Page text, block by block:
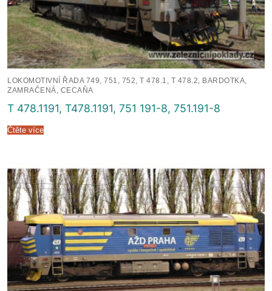
LOKOMOTIVNÍ ŘADA 749, 751, 752, T 478.1, T 478.2, BARDOTKA,
ZAMRAČENÁ, CECAŇA
T 478.1191, T478.1191, 751 191-8, 751.191-8
Čtěte více